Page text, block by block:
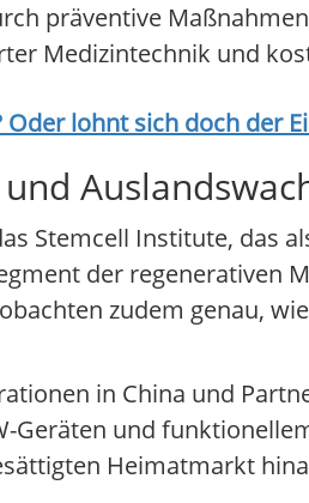
präventive
Medizintechnik und
lohnt sich doch der
Stemcell Institute, das
der regenerativen
zudem genau,
in China und
Geräten und
Heimatmarkt